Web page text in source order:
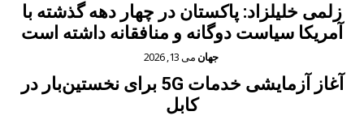
زلمی خلیلزاد: پاکستان در چهار دهه گذشته با
آمریکا سیاست دوگانه و منافقانه داشته است
جهان می 13, 2026
آغاز آزمایشی خدمات 5G برای نخستین‌بار در
کابل